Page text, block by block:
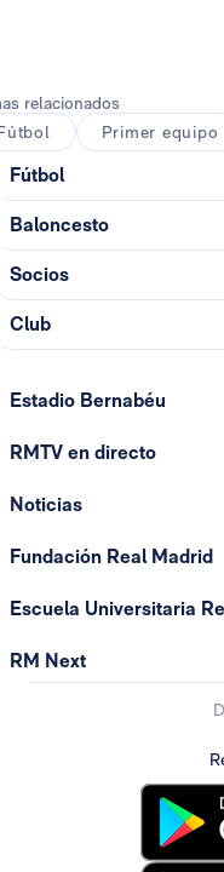
relacionados
Primer equipo
Fútbol
Baloncesto
Socios
Club
Estadio Bernabéu
RMTV en directo
Noticias
Fundación Real Madrid
Escuela Universitaria
RM Next